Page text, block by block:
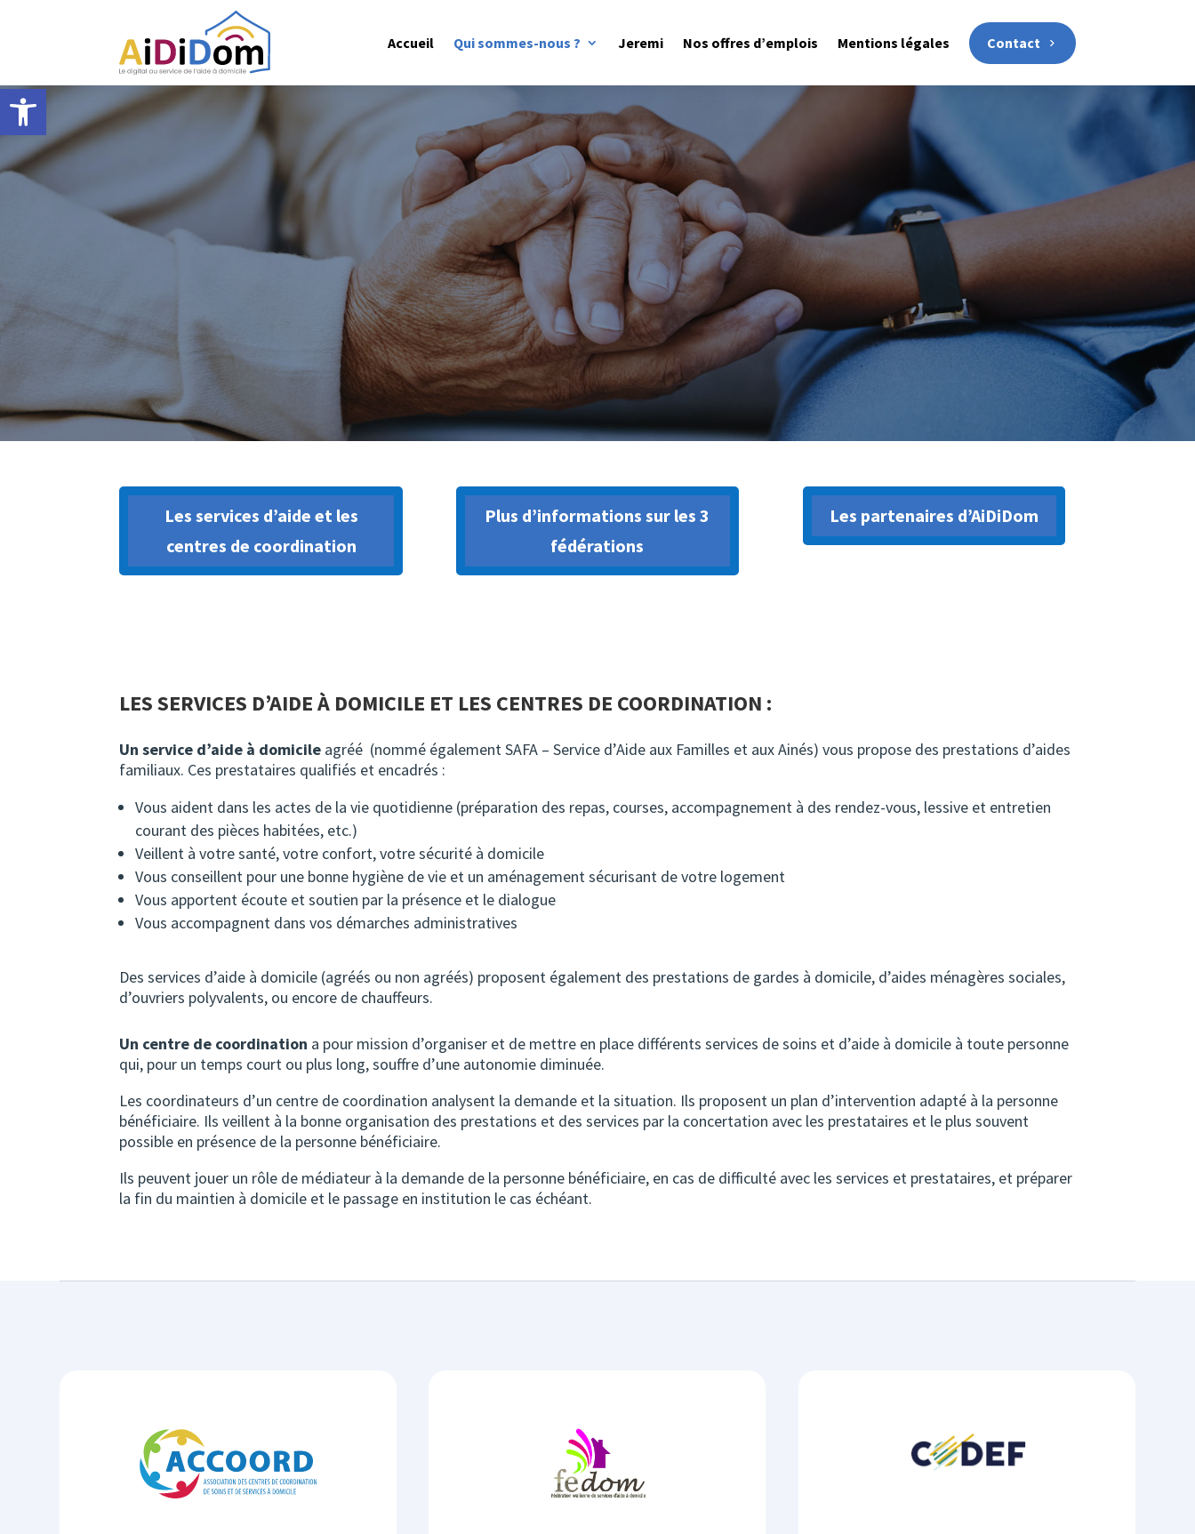
Ouvrir la barre d’outils
Accueil Qui sommes-nous ? Jeremi Nos offres d’emplois Mentions légales Contact
AiDiDom est porté par un consortium de 3 fédérations pluralistes œuvrant avec la même approche orientée
bénéficiaire :
ACCOORD , la CODEF, et laFEDOM. Chacune de ces fédérations regroupe notamment des
services d’aide à domicile ou des centres de coordination dont les o bjectifs sont la préservation de la qualité
de vie du bénéficiaire et le maintien de son autonomie.
Ce consortium représente plus de 3500 prestataires à domicile, assistants sociaux, coordinateurs et
collabore avec un vaste réseau de professionnels.
Les services d’aide et les
centres de coordination
Plus d’informations sur les 3
fédérations
Les partenaires d’AiDiDom
LES SERVICES D’AIDE À DOMICILE ET LES CENTRES DE COORDINATION :
Un service d’aide à domicile agréé (nommé également SAFA – Service d’Aide aux Familles et aux Ainés) vous propose des prestations d’aides
familiaux. Ces prestataires qualifiés et encadrés :
Vous aident dans les actes de la vie quotidienne (préparation des repas, courses, accompagnement à des rendez-vous, lessive et entretien
courant des pièces habitées, etc.)
Veillent à votre santé, votre confort, votre sécurité à domicile
Vous conseillent pour une bonne hygiène de vie et un aménagement sécurisant de votre logement
Vous apportent écoute et soutien par la présence et le dialogue
Vous accompagnent dans vos démarches administratives
Des services d’aide à domicile (agréés ou non agréés) proposent également des prestations de gardes à domicile, d’aides ménagères sociales,
d’ouvriers polyvalents, ou encore de chauffeurs.
Un centre de coordination a pour mission d’organiser et de mettre en place différents services de soins et d’aide à domicile à toute personne
qui, pour un temps court ou plus long, souffre d’une autonomie diminuée.
Les coordinateurs d’un centre de coordination analysent la demande et la situation. Ils proposent un plan d’intervention adapté à la personne
bénéficiaire. Ils veillent à la bonne organisation des prestations et des services par la concertation avec les prestataires et le plus souvent
possible en présence de la personne bénéficiaire.
Ils peuvent jouer un rôle de médiateur à la demande de la personne bénéficiaire, en cas de difficulté avec les services et prestataires, et préparer
la fin du maintien à domicile et le passage en institution le cas échéant.